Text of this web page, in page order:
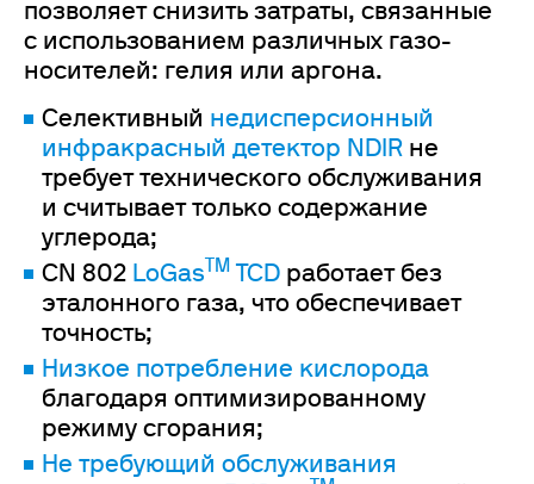
позволяет снизить затраты, связанные
с использованием различных газо-
носителей: гелия или аргона.
Селективный недисперсионный
инфракрасный детектор NDIR не
требует технического обслуживания
и считывает только содержание
углерода;
CN 802 LoGas TM TCD работает без
эталонного газа, что обеспечивает
точность;
Низкое потребление кислорода
благодаря оптимизированному
режиму сгорания;
Не требующий обслуживания